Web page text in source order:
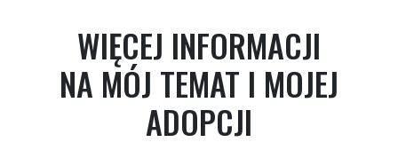
WIĘCEJ INFORMACJI
NA MÓJ TEMAT I MOJEJ
ADOPCJI